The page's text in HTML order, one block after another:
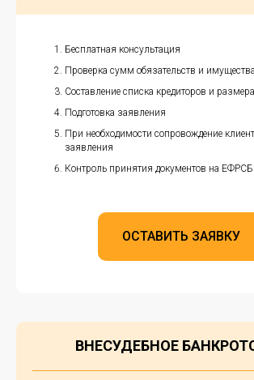
Бесплатная консультация
Проверка сумм обязательств и имущества
Составление списка кредиторов и
Подготовка заявления
При необходимости сопровождение
заявления
Контроль принятия документов на ЕФРСБ
ОСТАВИТЬ ЗАЯВКУ
ВНЕСУДЕБНОЕ